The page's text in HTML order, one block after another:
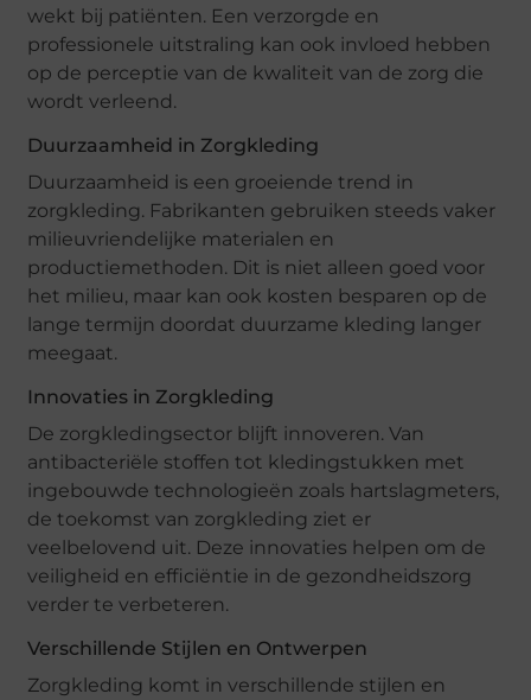
wekt bij patiënten. Een verzorgde en
professionele uitstraling kan ook invloed hebben
op de perceptie van de kwaliteit van de zorg die
wordt verleend.
Duurzaamheid in Zorgkleding
Duurzaamheid is een groeiende trend in
zorgkleding. Fabrikanten gebruiken steeds vaker
milieuvriendelijke materialen en
productiemethoden. Dit is niet alleen goed voor
het milieu, maar kan ook kosten besparen op de
lange termijn doordat duurzame kleding langer
meegaat.
Innovaties in Zorgkleding
De zorgkledingsector blijft innoveren. Van
antibacteriële stoffen tot kledingstukken met
ingebouwde technologieën zoals hartslagmeters,
de toekomst van zorgkleding ziet er
veelbelovend uit. Deze innovaties helpen om de
veiligheid en efficiëntie in de gezondheidszorg
verder te verbeteren.
Verschillende Stijlen en Ontwerpen
Zorgkleding komt in verschillende stijlen en